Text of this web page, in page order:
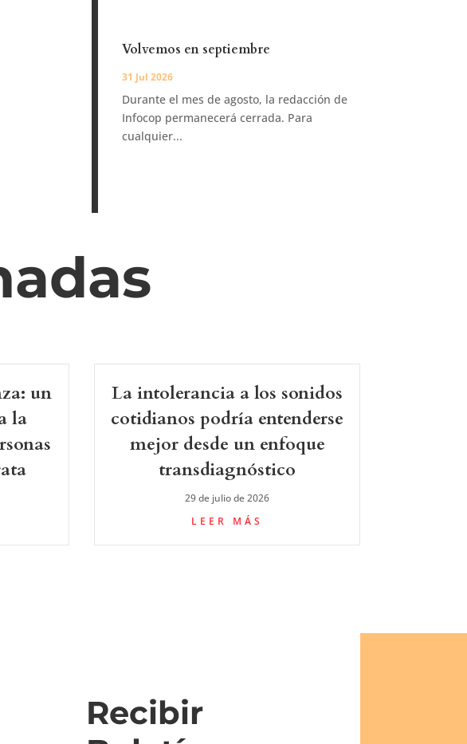
Volvemos en septiembre
31 Jul 2026
Durante el mes de agosto, la redacción de
Infocop permanecerá cerrada. Para
cualquier...
un
la
La intolerancia a los sonidos
cotidianos podría entenderse
mejor desde un enfoque
transdiagnóstico
29 de julio de 2026
LEER MÁS
Recibir